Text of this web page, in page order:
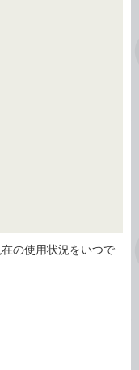
の使用状況をいつで